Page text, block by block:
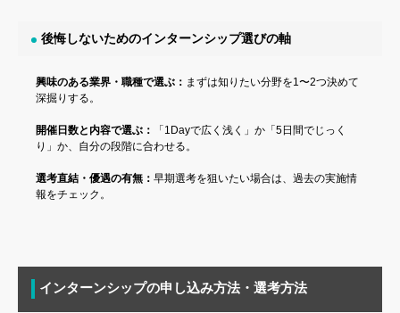
後悔しないためのインターンシップ選びの軸
興味のある業界・職種で選ぶ： まずは知りたい分野を1〜2つ決めて
深掘りする。
開催日数と内容で選ぶ：
「1Dayで広く浅く」か「5日間でじっく
り」か、自分の段階に合わせる。
選考直結・優遇の有無： 早期選考を狙いたい場合は、過去の実施情
報をチェック。
インターンシップの申し込み方法・選考方法